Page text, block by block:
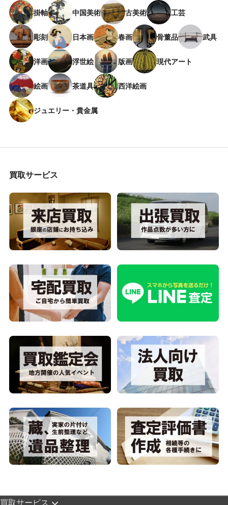
掛軸 中国美術 古美術 工芸
彫刻 日本画 春画 骨董品 武具
洋画 浮世絵 版画 現代アート
絵画 茶道具 西洋絵画
ジュエリー・貴金属
買取サービス
買取サービス